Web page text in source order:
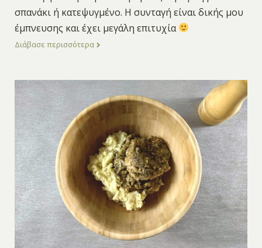
σπανάκι ή κατεψυγμένο. Η συνταγή είναι δικής μου
έμπνευσης και έχει μεγάλη επιτυχία
Διάβασε περισσότερα